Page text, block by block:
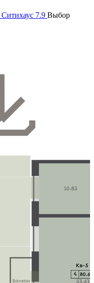
Ситихаус 7.9 Выбор